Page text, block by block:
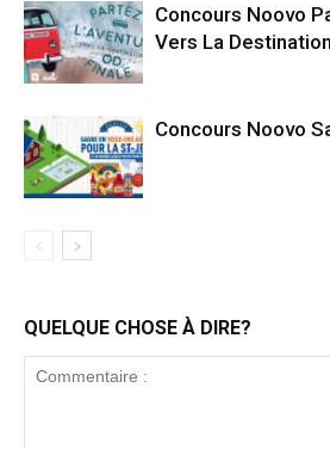
Concours Noovo
Vers La
Concours Noovo
QUELQUE CHOSE À DIRE?